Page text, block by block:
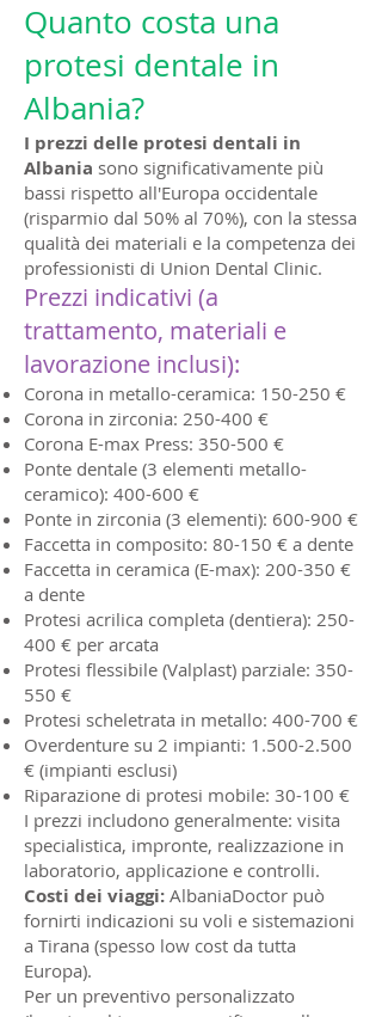
Quanto costa una
protesi dentale in
Albania?
I prezzi delle protesi dentali in
Albania sono significativamente più
bassi rispetto all'Europa occidentale
(risparmio dal 50% al 70%), con la stessa
qualità dei materiali e la competenza dei
professionisti di Union Dental Clinic.
Prezzi indicativi (a
trattamento, materiali e
lavorazione inclusi):
Corona in metallo-ceramica: 150-250 €
Corona in zirconia: 250-400 €
Corona E-max Press: 350-500 €
Ponte dentale (3 elementi metallo-
ceramico): 400-600 €
Ponte in zirconia (3 elementi): 600-900 €
Faccetta in composito: 80-150 € a dente
Faccetta in ceramica (E-max): 200-350 €
a dente
Protesi acrilica completa (dentiera): 250-
400 € per arcata
Protesi flessibile (Valplast) parziale: 350-
550 €
Protesi scheletrata in metallo: 400-700 €
Overdenture su 2 impianti: 1.500-2.500
€ (impianti esclusi)
Riparazione di protesi mobile: 30-100 €
I prezzi includono generalmente: visita
specialistica, impronte, realizzazione in
laboratorio, applicazione e controlli.
Costi dei viaggi: AlbaniaDoctor può
fornirti indicazioni su voli e sistemazioni
a Tirana (spesso low cost da tutta
Europa).
Per un preventivo personalizzato